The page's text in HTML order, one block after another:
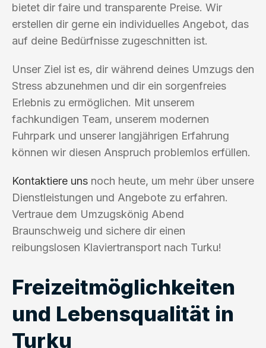
bietet dir faire und transparente Preise. Wir
erstellen dir gerne ein individuelles Angebot, das
auf deine Bedürfnisse zugeschnitten ist.
Unser Ziel ist es, dir während deines Umzugs den
Stress abzunehmen und dir ein sorgenfreies
Erlebnis zu ermöglichen. Mit unserem
fachkundigen Team, unserem modernen
Fuhrpark und unserer langjährigen Erfahrung
können wir diesen Anspruch problemlos erfüllen.
Kontaktiere uns noch heute, um mehr über unsere
Dienstleistungen und Angebote zu erfahren.
Vertraue dem Umzugskönig Abend
Braunschweig und sichere dir einen
reibungslosen Klaviertransport nach Turku!
Freizeitmöglichkeiten
und Lebensqualität in
Turku